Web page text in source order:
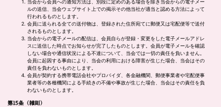
当会から会員への通知方法は、別段に定めのある場合を除き当会からの電子メー
ルの送信、当会ウェブサイト上での掲示その他当社が適当と認める方法によって
行われるものとします。
会員に送られる全ての送付物は、登録された住所宛てに郵便又は宅配便等で送付
されるものとします。
当会からの電子メールの配信は、会員自らが登録・変更をした電子メールアドレ
スに送信した時点でお知らせが完了したものとします。会員が電子メールを確認
しない場合や通信状況による不達について、当会では一切の責任を負いません。
会員に起因する事由により、当会の利用における障害が生じた場合、当会はその
責任を負わないものとします。
会員が契約する携帯電話会社やプロバイダ、各金融機関、郵便事業者や宅配便事
業者等の各種機関による手続きの不備や事故が生じた場合、当会はその責任を負
わないものとします。
第15条 （雑則）